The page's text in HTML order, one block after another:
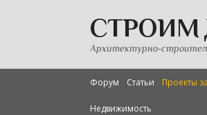
СТРОИМ
Архитектурно-
Форум Статьи Проекты
Недвижимость